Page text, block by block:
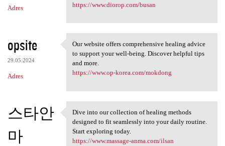
Adres
https://www.diorop.com/busan
opsite
29.05.2024
Adres
Our website offers
Our website offers comprehensive healing advice
to support your well-being. Discover helpful tips
and more.
https://www.op-korea.com/mokdong
스타안
마
Dive into our collection of
Dive into our collection of healing methods
designed to fit seamlessly into your daily routine.
Start exploring today.
https://www.massage-anma.com/ilsan